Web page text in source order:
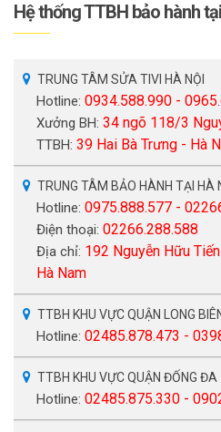
Hệ thống TTBH bảo hành
TRUNG TÂM SỬA TIVI HÀ NỘI
Hotline: 0934.588.990 -
Xưởng BH: 34 ngõ 118/3
TTBH: 39 Hai Bà Trưng - Hà
TRUNG TÂM BẢO HÀNH TẠI HÀ
Hotline: 0975.888.577 -
Điện thoại: 02266.288.588
Địa chỉ: 192 Nguyễn Hữu
Hà Nam
TTBH KHU VỰC QUẬN LONG
Hotline: 02485.878.473 -
TTBH KHU VỰC QUẬN ĐỐNG ĐA
Hotline: 02485.875.330 -